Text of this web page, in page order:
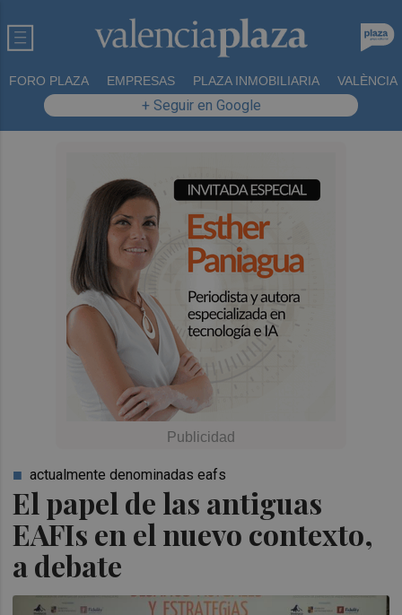
FORO PLAZA EMPRESAS PLAZA INMOBILIARIA VALÈNCIA
+ Seguir en Google
El papel de las antiguas
EAFIs en el nuevo contexto,
a debate
actualmente denominadas eafs